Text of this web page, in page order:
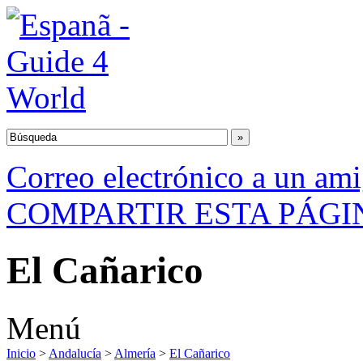
Correo electrónico a un
COMPARTIR ESTA
El Cañarico
Menú
Inicio > Andalucía > Almería > El Cañarico